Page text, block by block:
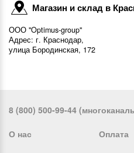
Магазин и склад в
ООО "Optimus-group"
Адрес: г. Краснодар,
улица Бородинская, 172
8 (800) 500-99-44
О нас Оплата